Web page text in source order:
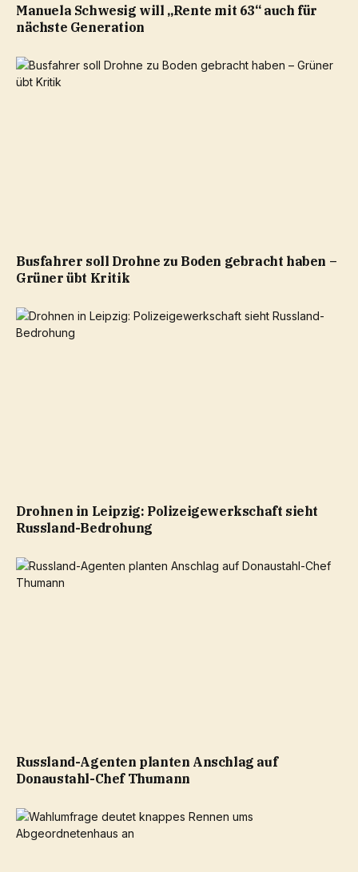
Manuela Schwesig will „Rente mit 63“ auch für
nächste Generation
Busfahrer soll Drohne zu Boden gebracht haben –
Grüner übt Kritik
Drohnen in Leipzig: Polizeigewerkschaft sieht
Russland-Bedrohung
Russland-Agenten planten Anschlag auf
Donaustahl-Chef Thumann